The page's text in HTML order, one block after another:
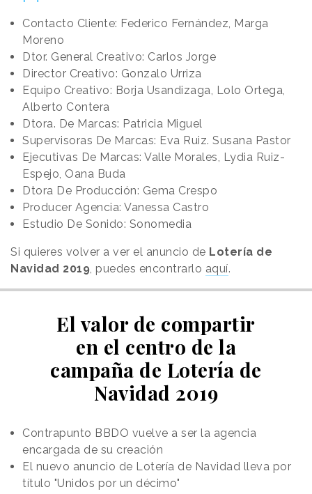
Contacto Cliente: Federico Fernández, Marga
Moreno
Dtor. General Creativo: Carlos Jorge
Director Creativo: Gonzalo Urriza
Equipo Creativo: Borja Usandizaga, Lolo Ortega,
Alberto Contera
Dtora. De Marcas: Patricia Miguel
Supervisoras De Marcas: Eva Ruiz. Susana Pastor
Ejecutivas De Marcas: Valle Morales, Lydia Ruiz-
Espejo, Oana Buda
Dtora De Producción: Gema Crespo
Producer Agencia: Vanessa Castro
Estudio De Sonido: Sonomedia
Si quieres volver a ver el anuncio de Lotería de
Navidad 2019, puedes encontrarlo aquí.
El valor de compartir
en el centro de la
campaña de Lotería de
Navidad 2019
Contrapunto BBDO vuelve a ser la agencia
encargada de su creación
El nuevo anuncio de Lotería de Navidad lleva por
título "Unidos por un décimo"